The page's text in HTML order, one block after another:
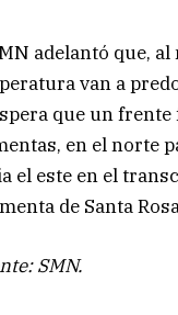
adelantó que,
van a
que un
en el norte
el este en el
de Santa
SMN.